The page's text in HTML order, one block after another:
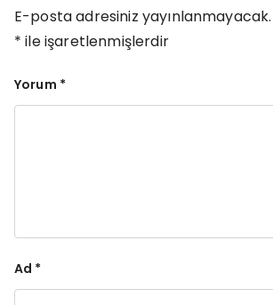
E-posta adresiniz yayınlanmayacak.
* ile işaretlenmişlerdir
Yorum *
Ad *